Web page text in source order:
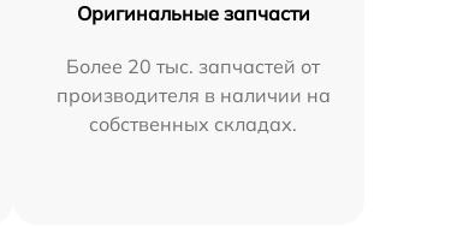
Оригинальные запчасти
Более 20 тыс. запчастей от
производителя в наличии на
собственных складах.